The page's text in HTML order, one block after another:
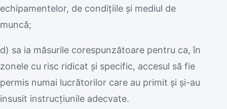
echipamentelor, de condiţiile şi mediul de
muncă;
d) sa ia măsurile corespunzătoare pentru ca, în
zonele cu risc ridicat şi specific, accesul să fie
permis numai lucrătorilor care au primit şi şi-au
insusit instrucţiunile adecvate.